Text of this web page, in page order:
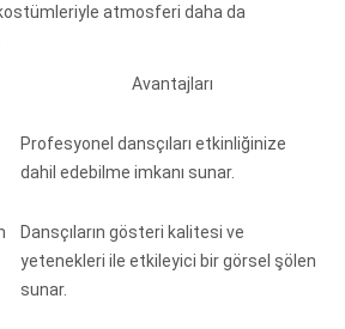
atmosferi daha da
Avantajları
Profesyonel dansçıları etkinliğinize
dahil edebilme imkanı sunar.
Dansçıların gösteri kalitesi ve
yetenekleri ile etkileyici bir görsel şölen
sunar.